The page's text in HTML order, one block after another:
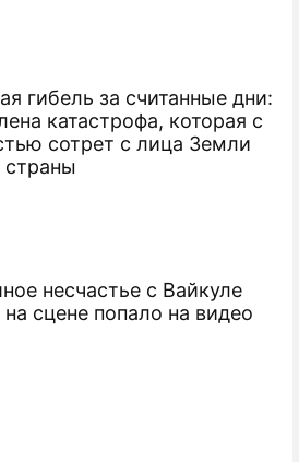
гибель за считанные дни:
катастрофа, которая с
сотрет с лица Земли
несчастье с Вайкуле
сцене попало на видео
сбитого Су-24
Запад безумной
радикальный